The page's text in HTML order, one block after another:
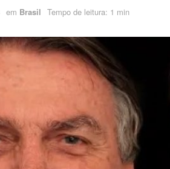
em Brasil Tempo de leitura: 1 min